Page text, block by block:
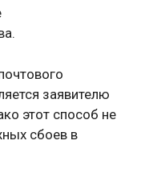
заявителю
этот способ не
сбоев в